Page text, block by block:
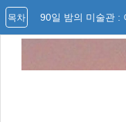
90일 밤의 미술관 :
목차